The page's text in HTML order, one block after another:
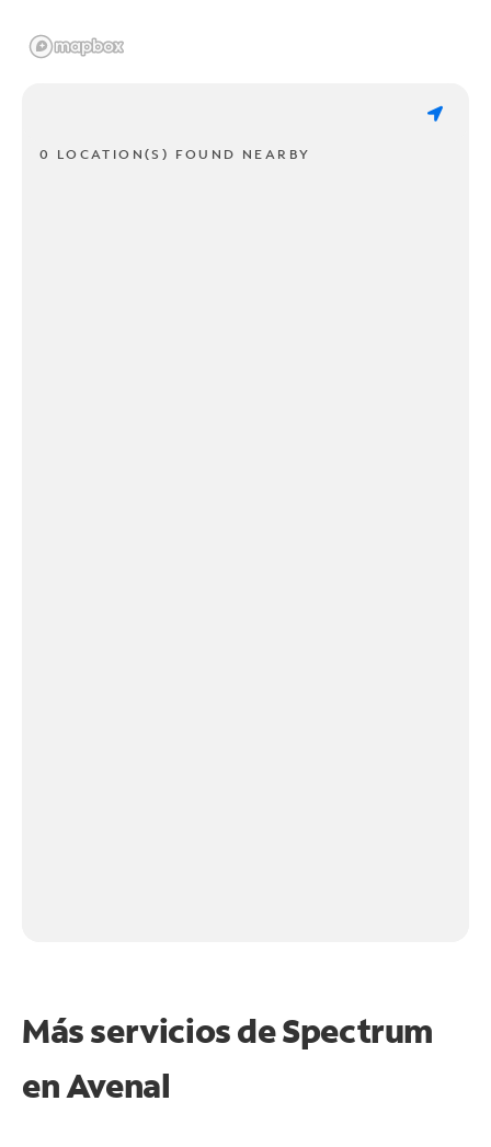
0 LOCATION(S) FOUND NEARBY
Más servicios de Spectrum
enAvenal